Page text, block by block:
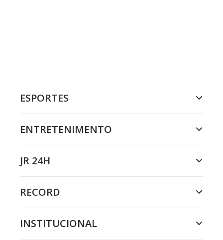
ESPORTES
ENTRETENIMENTO
JR 24H
RECORD
INSTITUCIONAL